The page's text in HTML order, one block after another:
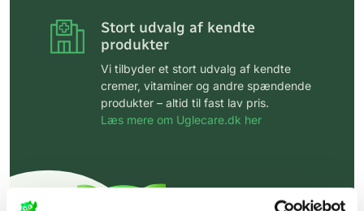
Stort udvalg af kendte
produkter
Vi tilbyder et stort udvalg af kendte
cremer, vitaminer og andre spændende
produkter – altid til fast lav pris.
Læs mere om Uglecare.dk her